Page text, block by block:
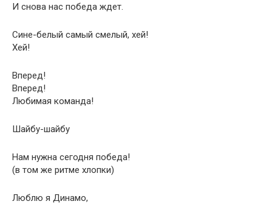
И снова нас победа ждет.
Сине-белый самый смелый, хей!
Хей!
Вперед!
Вперед!
Любимая команда!
Шайбу-шайбу
Нам нужна сегодня победа!
(в том же ритме хлопки)
Люблю я Динамо,